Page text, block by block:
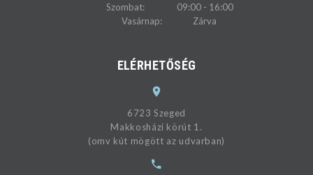
Szombat:
09:00 - 16:00
Vasárnap:
Zárva
ELÉRHETŐSÉG
6723 Szeged
Makkosházi körút 1.
(omv kút mögött az udvarban)